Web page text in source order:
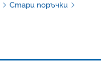
Стари поръчки